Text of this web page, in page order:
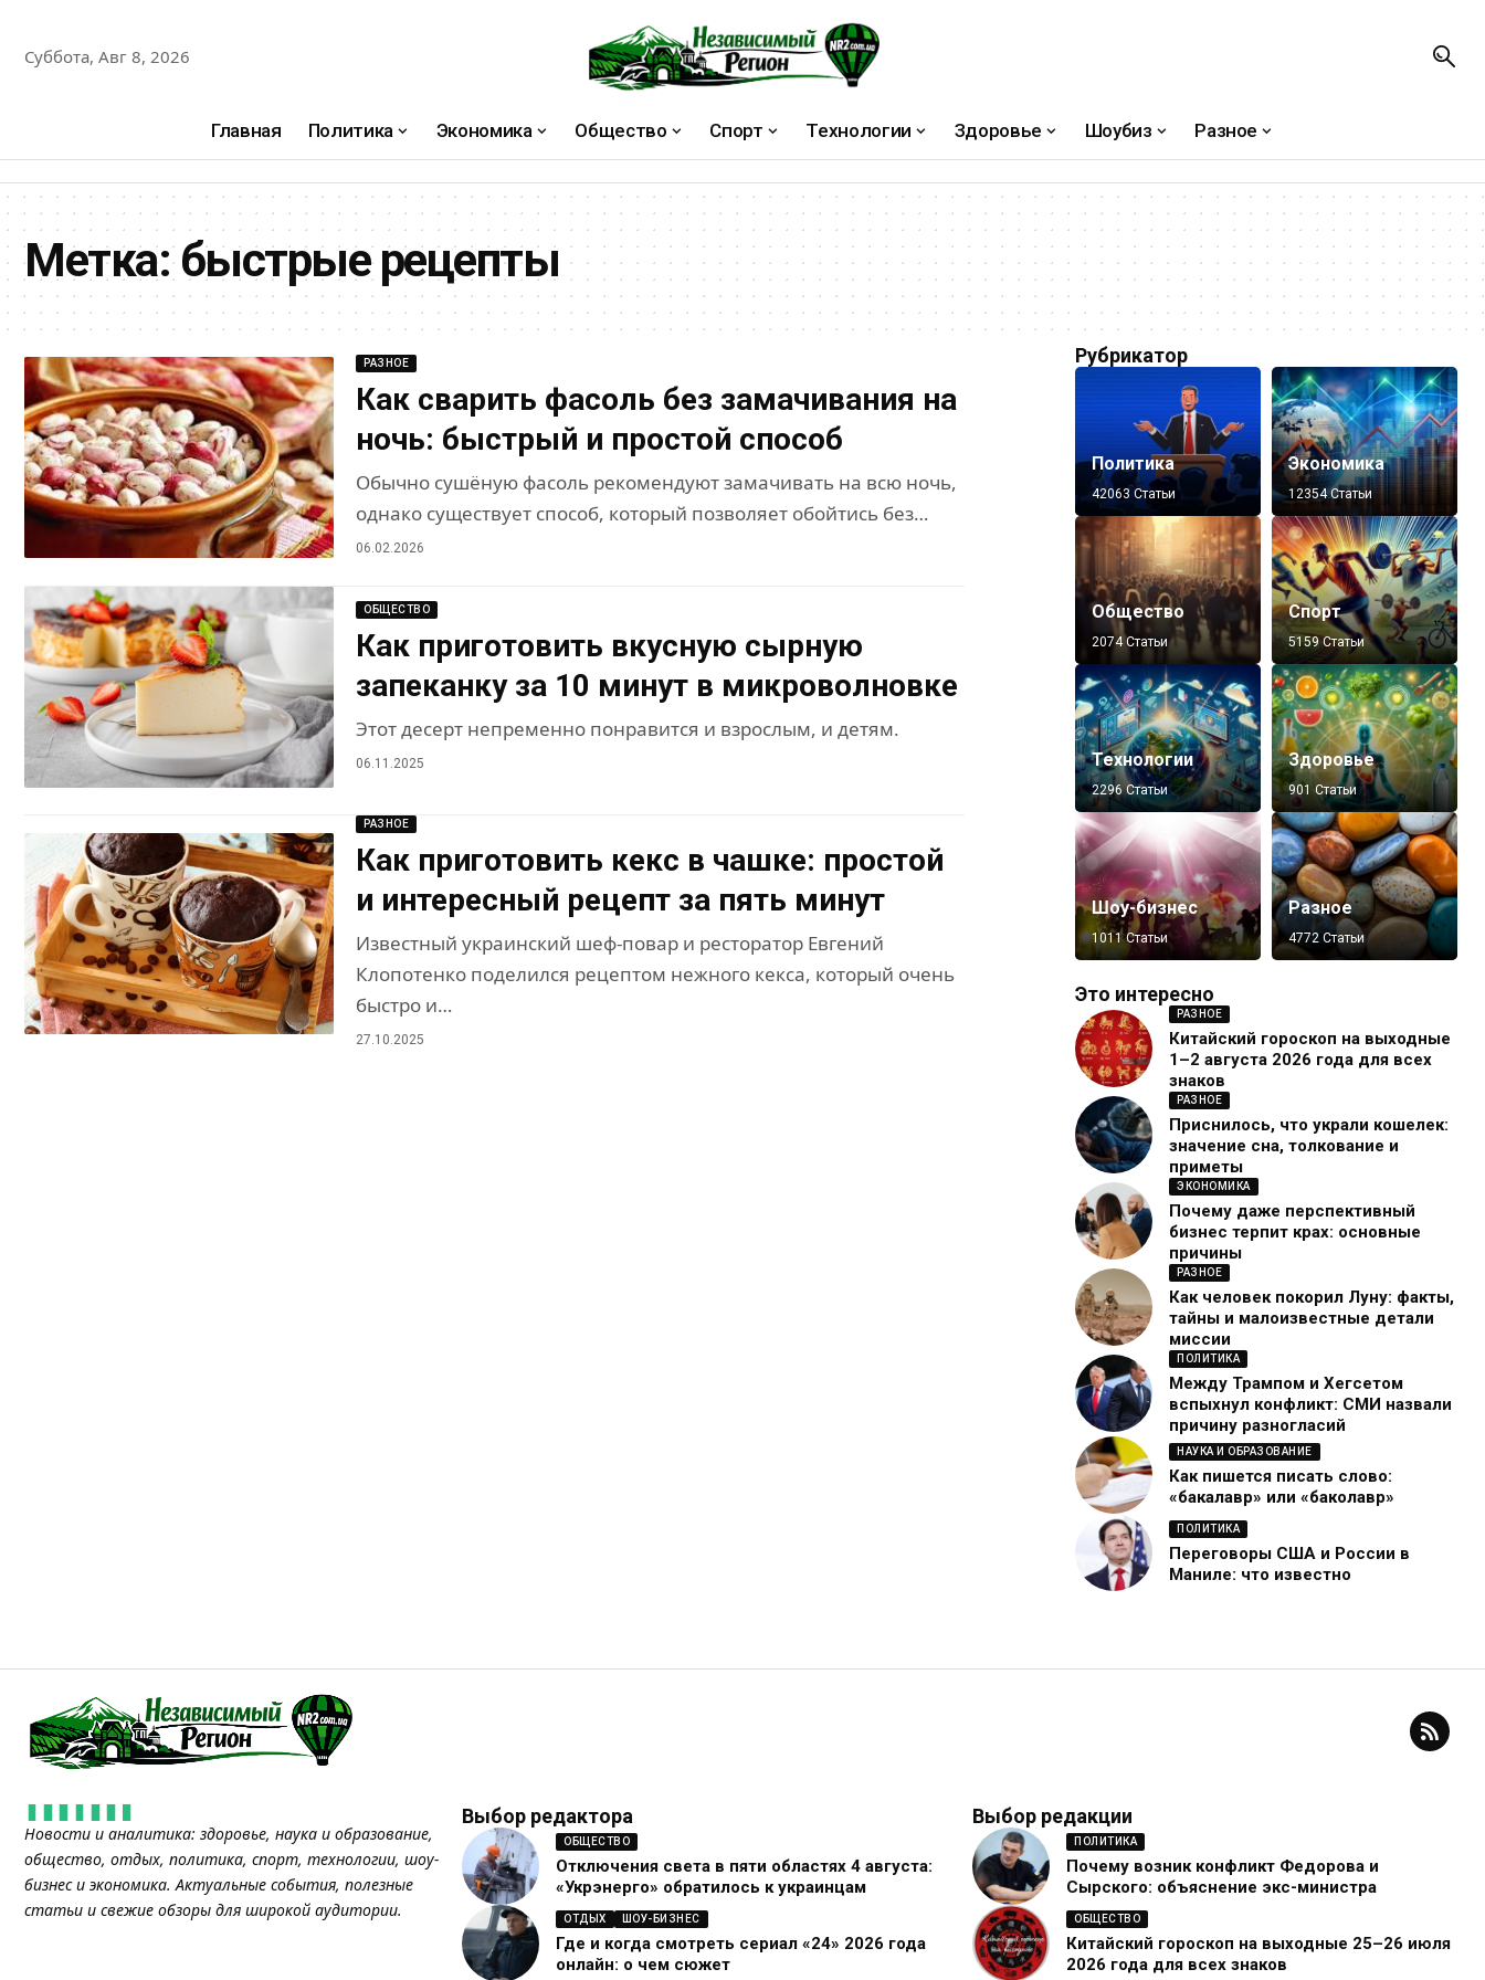
Суббота, Авг 8, 2026
Главная Политика Экономика Общество Спорт Технологии Здоровье Шоубиз Разное
Метка:быстрые рецепты
РАЗНОЕ
Как сварить фасоль без замачивания на
ночь: быстрый и простой способ
Обычно сушёную фасоль рекомендуют замачивать на всю ночь,
однако существует способ, который позволяет обойтись без…
06.02.2026
ОБЩЕСТВО
Как приготовить вкусную сырную
запеканку за 10 минут в микроволновке
Этот десерт непременно понравится и взрослым, и детям.
06.11.2025
РАЗНОЕ
Как приготовить кекс в чашке: простой
и интересный рецепт за пять минут
Известный украинский шеф-повар и ресторатор Евгений
Клопотенко поделился рецептом нежного кекса, который очень
быстро и…
27.10.2025
Рубрикатор
Политика
42063 Статьи
Экономика
12354 Статьи
Общество
2074 Статьи
Спорт
5159 Статьи
Технологии
2296 Статьи
Здоровье
901 Статьи
Шоу-бизнес
1011 Статьи
Разное
4772 Статьи
Это интересно
РАЗНОЕ
Китайский гороскоп на выходные
1–2 августа 2026 года для всех
знаков
РАЗНОЕ
Приснилось, что украли кошелек:
значение сна, толкование и
приметы
ЭКОНОМИКА
Почему даже перспективный
бизнес терпит крах: основные
причины
РАЗНОЕ
Как человек покорил Луну: факты,
тайны и малоизвестные детали
миссии
ПОЛИТИКА
Между Трампом и Хегсетом
вспыхнул конфликт: СМИ назвали
причину разногласий
НАУКА И ОБРАЗОВАНИЕ
Как пишется писать слово:
«бакалавр» или «баколавр»
ПОЛИТИКА
Переговоры США и России в
Маниле: что известно
Новости и аналитика: здоровье, наука и образование,
общество, отдых, политика, спорт, технологии, шоу-
бизнес и экономика. Актуальные события, полезные
статьи и свежие обзоры для широкой аудитории.
Выбор редактора
ОБЩЕСТВО
Отключения света в пяти областях 4 августа:
«Укрэнерго» обратилось к украинцам
ОТДЫХ ШОУ-БИЗНЕС
Где и когда смотреть сериал «24» 2026 года
онлайн: о чем сюжет
Выбор редакции
ПОЛИТИКА
Почему возник конфликт Федорова и
Сырского: объяснение экс-министра
ОБЩЕСТВО
Китайский гороскоп на выходные 25–26 июля
2026 года для всех знаков